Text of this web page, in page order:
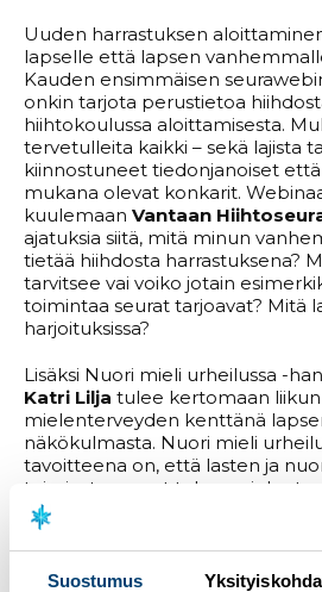
Suostumus
Uuden harrastuksen
lapselle että lapsen
Kauden ensimmäisen
onkin tarjota perustietoa
hiihtokoulussa aloittamisesta.
tervetulleita kaikki – sekä lajista
kiinnostuneet tiedonjanoiset
mukana olevat konkarit.
kuulemaan Vantaan
ajatuksia siitä, mitä minun
tietää hiihdosta harrastuksena?
tarvitsee vai voiko jotain
toimintaa seurat tarjoavat? Mitä
harjoituksissa?
Lisäksi Nuori mieli urheilussa -
Katri Lilja tulee kertomaan
mielenterveyden kenttänä
näkökulmasta. Nuori mieli
tavoitteena on, että lasten ja
toimivat osaavat tukea
kehitystä, hyödyntää
valmennusta ja kohdata
olevia lapsia ja nuoria. Hankkeen
kohderyhmä on 10–15-